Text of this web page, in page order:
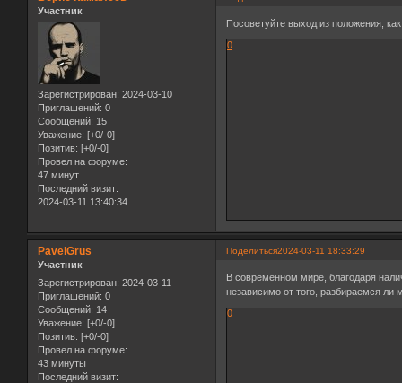
Участник
Зарегистрирован: 2024-03-10
Приглашений: 0
Сообщений: 15
Уважение: [+0/-0]
Позитив: [+0/-0]
Провел на форуме:
47 минут
Последний визит:
2024-03-11 13:40:34
Посоветуйте выход из положения,
0
Поделиться2024-03-11 18:33:29
PavelGrus
Участник
Зарегистрирован: 2024-03-11
Приглашений: 0
Сообщений: 14
Уважение: [+0/-0]
Позитив: [+0/-0]
Провел на форуме:
43 минуты
Последний визит:
В современном мире, благодаря
независимо от того, разбираемся ли
0